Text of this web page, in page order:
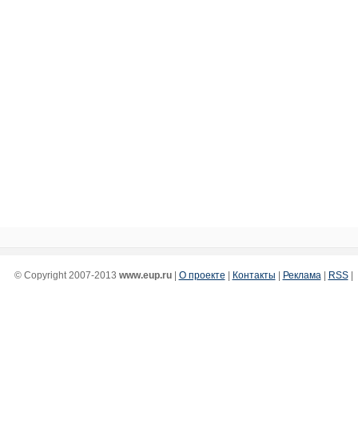
© Copyright 2007-2013 www.eup.ru| О проекте Контакты Реклама| RSS|